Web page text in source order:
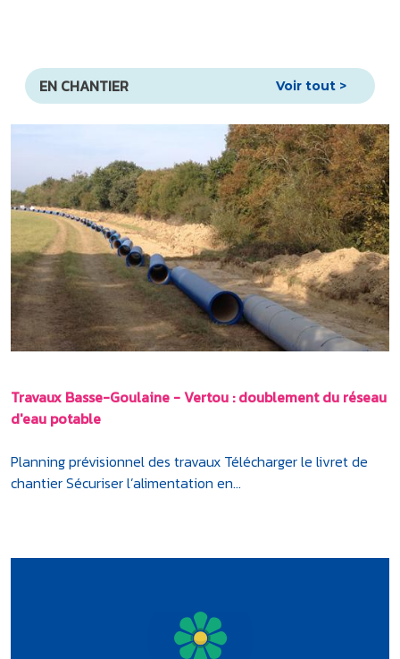
EN CHANTIER Voir tout >
Travaux Basse-Goulaine - Vertou : doublement du réseau
d'eau potable
Planning prévisionnel des travaux Télécharger le livret de
chantier Sécuriser l’alimentation en...